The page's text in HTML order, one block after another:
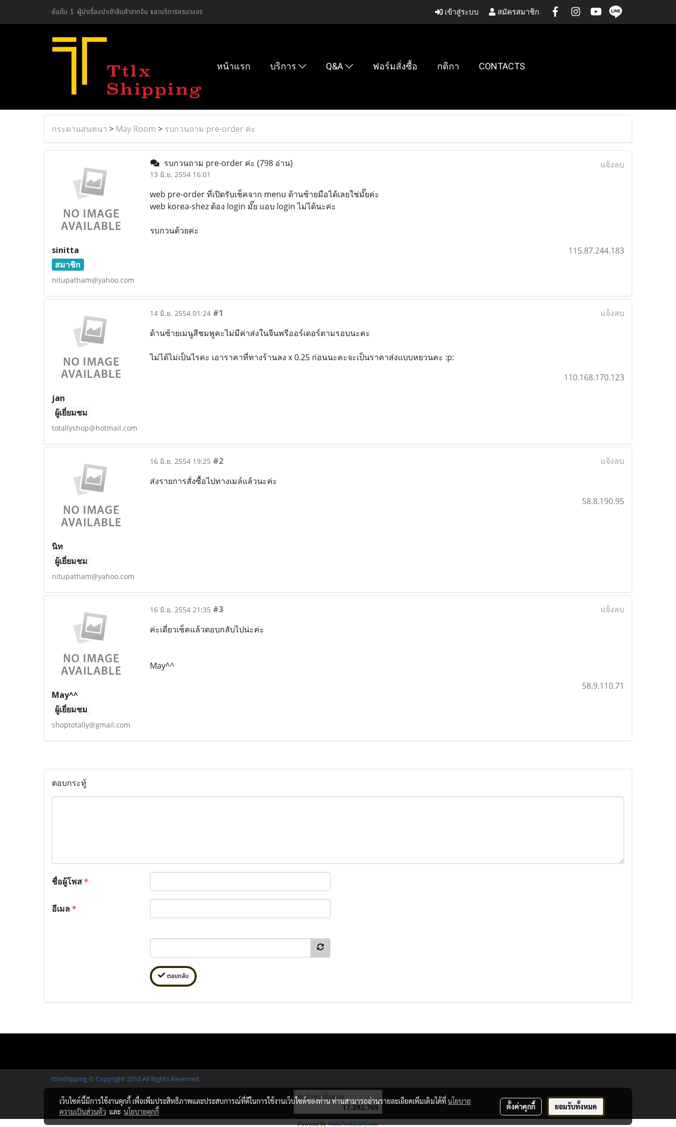
อันดับ 1 ผู้นำเรื่องนำเข้าสินค้าจากจีน และบริการครบวงจร เข้าสู่ระบบ สมัครสมาชิก
หน้าแรก บริการ Q&A ฟอร์มสั่งซื้อ กติกา CONTACTS
กระดานสนทนา > May Room > รบกวนถาม pre-order ค่ะ
sinitta
สมาชิก
nitupatham@yahoo.com
รบกวนถาม pre-order ค่ะ (798 อ่าน)
13 มิ.ย. 2554 16:01
แจ้งลบ
web pre-order ที่เปิดรับเช็คจาก menu ด้านซ้ายมือได้เลยใช่มั๊ยค่ะ
web korea-shez ต้อง login มั๊ย แอบ login ไม่ได้นะค่ะ
รบกวนด้วยค่ะ
115.87.244.183
jan
ผู้เยี่ยมชม
totallyshop@hotmail.com
14 มิ.ย. 2554 01:24 #1
แจ้งลบ
ด้านซ้ายเมนูสีชมพูคะไม่มีค่าส่งในจีนพรีออร์เดอร์ตามรอบนะคะ
ไม่ได้ไม่เป็นไรคะ เอาราคาที่ทางร้านลง x 0.25 ก่อนนะคะจะเป็นราคาส่งแบบหยวนคะ :p:
110.168.170.123
นิท
ผู้เยี่ยมชม
nitupatham@yahoo.com
16 มิ.ย. 2554 19:25 #2
แจ้งลบ
ส่งรายการสั่งซื้อไปทางเมล์แล้วนะค่ะ
58.8.190.95
May^^
ผู้เยี่ยมชม
shoptotally@gmail.com
16 มิ.ย. 2554 21:35 #3
แจ้งลบ
ค่ะเดี่ยวเช็คแล้วตอบกลับไปน่ะค่ะ
May^^
58.9.110.71
ตอบกระทู้
ชื่อผู้โพส*
อีเมล*
ตอบกลับ
ttlxshipping © Copyright 2010 All Rights Reserved.
ผู้เข้าชมวันนี้ 30,650
Powered byMakeWebEasy.com
เว็บไซต์นี้มีการใช้งานคุกกี้ เพื่อเพิ่มประสิทธิภาพและประสบการณ์ที่ดีในการใช้งานเว็บไซต์ของท่าน ท่านสามารถอ่านรายละเอียดเพิ่มเติมได้ที่นโยบาย
ความเป็นส่วนตัว และ นโยบายคุกกี้
ตั้งค่าคุกกี้ ยอมรับทั้งหมด